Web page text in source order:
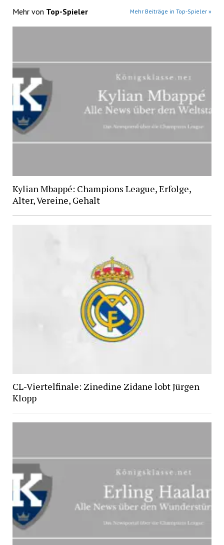
Mehr von Top-Spieler Mehr Beiträge in Top-Spieler »
Kylian Mbappé: Champions League, Erfolge,
Alter, Vereine, Gehalt
CL-Viertelfinale: Zinedine Zidane lobt Jürgen
Klopp